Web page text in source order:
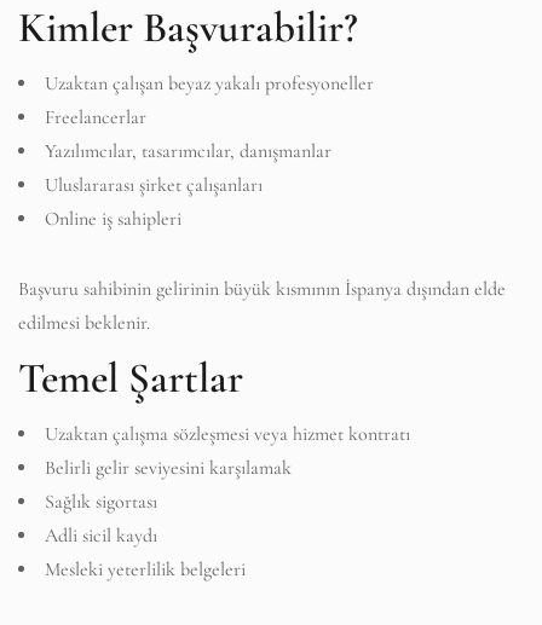
Kimler Başvurabilir?
Uzaktan çalışan beyaz yakalı profesyoneller
Freelancerlar
Yazılımcılar, tasarımcılar, danışmanlar
Uluslararası şirket çalışanları
Online iş sahipleri
Başvuru sahibinin gelirinin büyük kısmının İspanya dışından elde
edilmesi beklenir.
Temel Şartlar
Uzaktan çalışma sözleşmesi veya hizmet kontratı
Belirli gelir seviyesini karşılamak
Sağlık sigortası
Adli sicil kaydı
Mesleki yeterlilik belgeleri